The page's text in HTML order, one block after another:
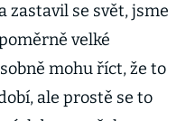
zastavil se svět, jsme
velké
mohu říct, že to
ale prostě se to